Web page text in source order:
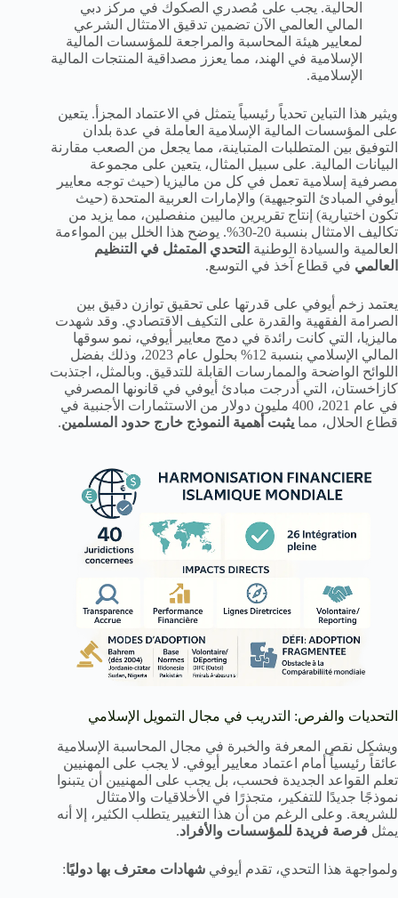
الحالية. يجب على مُصدري الصكوك في مركز دبي
المالي العالمي الآن تضمين تدقيق الامتثال الشرعي
لمعايير هيئة المحاسبة والمراجعة للمؤسسات المالية
الإسلامية في الهند، مما يعزز مصداقية المنتجات المالية
الإسلامية.
ويثير هذا التباين تحدياً رئيسياً يتمثل في الاعتماد المجزأ. يتعين
على المؤسسات المالية الإسلامية العاملة في عدة بلدان
التوفيق بين المتطلبات المتباينة، مما يجعل من الصعب مقارنة
البيانات المالية. على سبيل المثال، يتعين على مجموعة
مصرفية إسلامية تعمل في كل من ماليزيا (حيث توجه معايير
أيوفي المبادئ التوجيهية) والإمارات العربية المتحدة (حيث
تكون اختيارية) إنتاج تقريرين ماليين منفصلين، مما يزيد من
تكاليف الامتثال بنسبة 20-30%. يوضح هذا الخلل بين المواءمة
العالمية والسيادة الوطنية التحدي المتمثل في التنظيم
العالمي في قطاع آخذ في التوسع.
يعتمد زخم أيوفي على قدرتها على تحقيق توازن دقيق بين
الصرامة الفقهية والقدرة على التكيف الاقتصادي. وقد شهدت
ماليزيا، التي كانت رائدة في دمج معايير أيوفي، نمو سوقها
المالي الإسلامي بنسبة 12% بحلول عام 2023، وذلك بفضل
اللوائح الواضحة والممارسات القابلة للتدقيق. وبالمثل، اجتذبت
كازاخستان، التي أدرجت مبادئ أيوفي في قانونها المصرفي
في عام 2021، 400 مليون دولار من الاستثمارات الأجنبية في
قطاع الحلال، مما يثبت أهمية النموذج خارج حدود المسلمين.
التحديات والفرص: التدريب في مجال التمويل الإسلامي
ويشكل نقص المعرفة والخبرة في مجال المحاسبة الإسلامية
عائقاً رئيسياً أمام اعتماد معايير أيوفي. لا يجب على المهنيين
تعلم القواعد الجديدة فحسب، بل يجب على المهنيين أن يتبنوا
نموذجًا جديدًا للتفكير، متجذرًا في الأخلاقيات والامتثال
للشريعة. وعلى الرغم من أن هذا التغيير يتطلب الكثير، إلا أنه
يمثل فرصة فريدة للمؤسسات والأفراد.
ولمواجهة هذا التحدي، تقدم أيوفي شهادات معترف بها دوليًا: